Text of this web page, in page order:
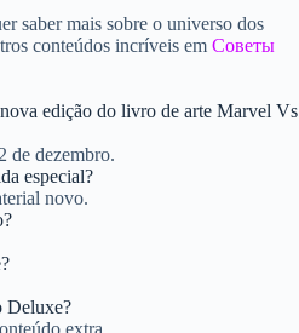
saber mais sobre o universo dos
conteúdos incríveis em Советы
edição do livro de arte Marvel Vs
de dezembro.
especial?
novo.
Deluxe?